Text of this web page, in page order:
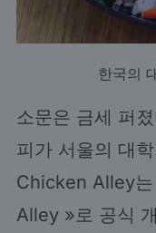
한국의
소문은 금세 퍼
피가 서울의 대
Chicken Alley
Alley »로 공식